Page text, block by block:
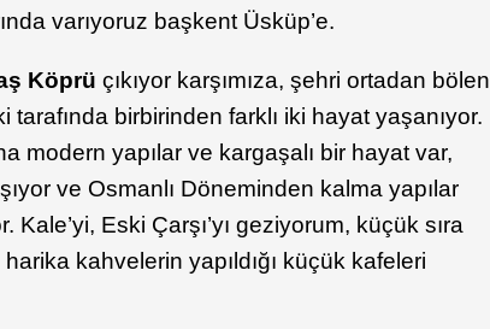
varıyoruz başkent Üsküp’e.
Köprü çıkıyor karşımıza, şehri ortadan bölen
tarafında birbirinden farklı iki hayat yaşanıyor.
modern yapılar ve kargaşalı bir hayat var,
ve Osmanlı Döneminden kalma yapılar
Eski Çarşı’yı geziyorum, küçük sıra
kahvelerin yapıldığı küçük kafeleri